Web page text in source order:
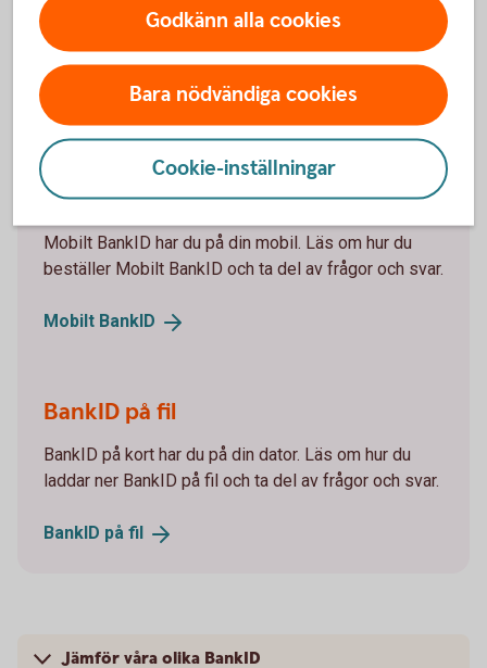
Vill du beställa ett BankID
online?
Mobilt BankID
Mobilt BankID har du på din mobil. Läs om hur du
beställer Mobilt BankID och ta del av frågor och svar.
Mobilt BankID
BankID på fil
BankID på kort har du på din dator. Läs om hur du
laddar ner BankID på fil och ta del av frågor och svar.
BankID på fil
Jämför våra olika BankID
Godkänn alla cookies
Bara nödvändiga cookies
Cookie-inställningar